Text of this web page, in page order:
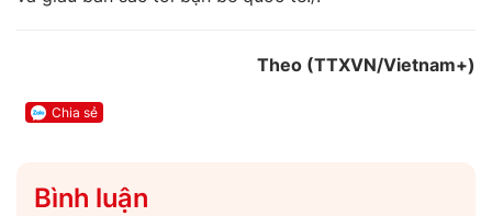
Theo (TTXVN/Vietnam+)
Chia sẻ
Bình luận